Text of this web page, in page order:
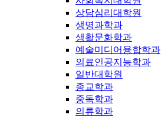
상담심리대학원
생명과학과
생활문화학과
예술미디어융합학과
의료인공지능학과
일반대학원
종교학과
중독학과
의류학과